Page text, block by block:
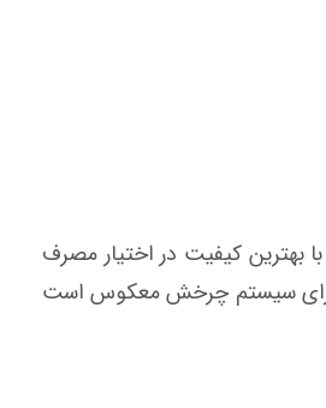
و با بهترین کیفیت در اختیار مصرف
سیستم چرخش معکوس است